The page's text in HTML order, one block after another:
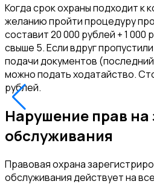
Когда срок охраны подходит к
желанию пройти процедуру
составит 20 000 рублей + 1 000
свыше 5. Если вдруг
подачи документов
можно подать ходатайство.
рублей.
Нарушение прав на
обслуживания
Правовая охрана
обслуживания действует на